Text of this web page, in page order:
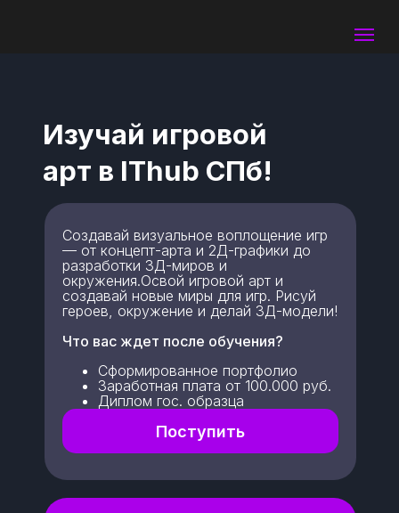
Изучай игровой
арт в IThub СПб!
Поступить
Создавай визуальное воплощение игр
— от концепт-арта и 2Д-графики до
разработки 3Д-миров и
окружения.Освой игровой арт и
создавай новые миры для игр. Рисуй
героев, окружение и делай 3Д-модели!
Что вас ждет после обучения?
Сформированное портфолио
Заработная плата от 100.000 руб.
Диплом гос. образца